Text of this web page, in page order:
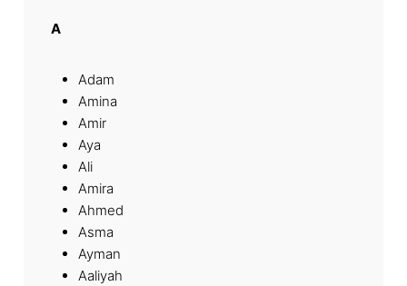
A
Adam
Amina
Amir
Aya
Ali
Amira
Ahmed
Asma
Ayman
Aaliyah